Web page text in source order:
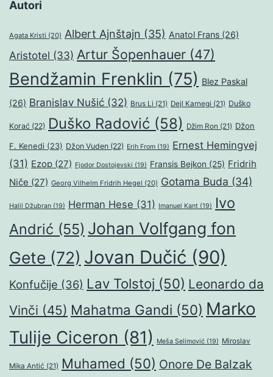
Autori
Agata Kristi (20) Albert Ajnštajn (35) Anatol Frans (26)
Aristotel (33) Artur Šopenhauer (47)
Bendžamin Frenklin (75) Blez Paskal
(26) Branislav Nušić (32) Brus Li (21) Dejl Karnegi (21) Duško
Korać (22) Duško Radović (58) Džim Ron (21) Džon
F. Kenedi (23) Džon Vuden (22) Erih From (19) Ernest Hemingvej
(31) Ezop (27) Fjodor Dostojevski (19) Fransis Bejkon (25) Fridrih
Niče (27) Georg Vilhelm Fridrih Hegel (20) Gotama Buda (34)
Halil Džubran (19) Herman Hese (31) Imanuel Kant (19)
Ivo
Andrić (55) Johan Volfgang fon
Gete (72) Jovan Dučić (90)
Konfučije (36) Lav Tolstoj (50) Leonardo da
Vinči (45) Mahatma Gandi (50) Marko
Tulije Ciceron (81) Meša Selimović (19) Miroslav
Mika Antić (21) Muhamed (50) Onore De Balzak